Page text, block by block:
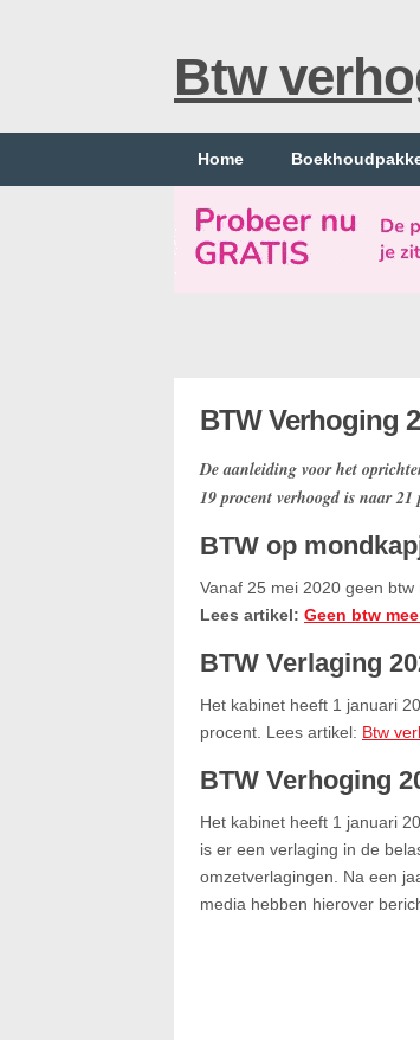
Btw
Home
BTW Verhoging
De aanleiding voor het
19 procent verhoogd is naar
BTW op
Vanaf 25 mei 2020 geen btw
Lees artikel: Geen btw
BTW Verlaging
Het kabinet heeft 1 januari
procent. Lees artikel: Btw
BTW Verhoging
Het kabinet heeft 1 januari
is er een verlaging in de
omzetverlagingen. Na een
media hebben hierover